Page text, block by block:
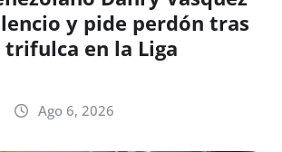
y pide perdón tras
en la Liga
Ago 6, 2026